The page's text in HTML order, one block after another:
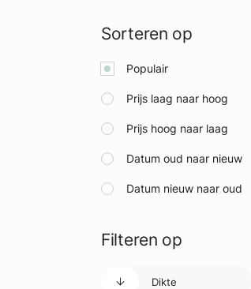
Sorteren op
Populair
Prijs laag naar hoog
Prijs hoog naar laag
Datum oud naar nieuw
Datum nieuw naar oud
Filteren op
Dikte